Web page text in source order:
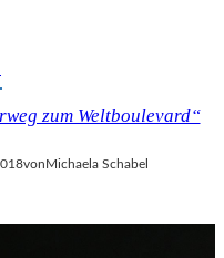
zum Weltboulevard“
von Michaela Schabel